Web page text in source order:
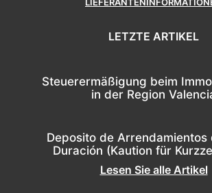
LETZTE ARTIKEL
Steuerermäßigung beim
in der Region
Deposito de Arrendamientos
Duración (Kaution für
Lesen Sie alle Artikel